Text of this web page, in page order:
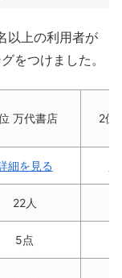
以上の利用者が
をつけました。
万代書店 2位
細を見る
22人
5点